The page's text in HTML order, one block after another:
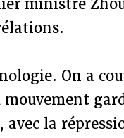
ministre
On a
avec la